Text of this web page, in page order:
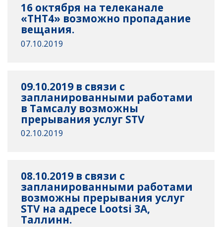
16 октября на телеканале
«ТНТ4» возможно пропадание
вещания.
07.10.2019
09.10.2019 в связи с
запланированными работами
в Тамсалу возможны
прерывания услуг STV
02.10.2019
08.10.2019 в связи с
запланированными работами
возможны прерывания услуг
STV на адресе Lootsi 3A,
Таллинн.